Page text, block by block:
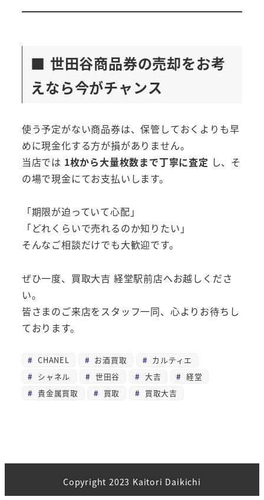
■ 世田谷商品券の売却をお考
えなら今がチャンス
使う予定がない商品券は、保管しておくよりも早
めに現金化する方が損がありません。
当店では 1枚から大量枚数まで丁寧に査定 し、そ
の場で現金にてお支払いします。
「期限が迫っていて心配」
「どれくらいで売れるのか知りたい」
そんなご相談だけでも大歓迎です。
ぜひ一度、買取大吉 経堂駅前店へお越しくださ
い。
皆さまのご来店をスタッフ一同、心よりお待ちし
ております。
CHANEL お酒買取
カルティエ
シャネル
世田谷 大吉
経堂
貴金属買取
買取 買取大吉
Copyright 2023 Kaitori Daikichi